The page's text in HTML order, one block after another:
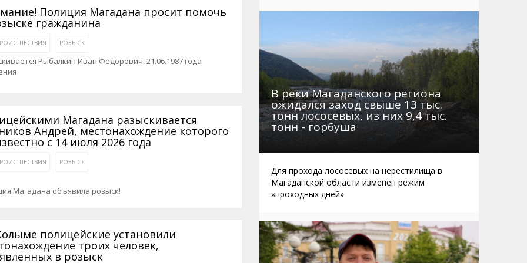
карта
о Колыме
экрана. Заставки
вебкамеры в Магадане
Автобусы Магадан – Аэропорт
Таблица приливов отливов
Соцподдержка
Не мусорить
Браконьеры
Полиция Магадана просит помочь
гражданина
РОЗЫСК
Рыбалкин Иван Федорович, 21.06.1987 года
Магадана разыскивается
Андрей, местонахождение которого
с 14 июля 2026 года
РОЗЫСК
Магадана объявила розыск!
полицейские установили
троих человек,
в розыск
В реки Магаданского региона
ожидался заход свыше 13 тыс.
тонн лососевых, из них 9,4 тыс.
тонн - горбуша
Для прохода лососевых на нерестилища в
Магаданской области изменен режим
«проходных дней»